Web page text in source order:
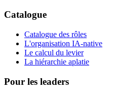
Catalogue
Catalogue des rôles
L'organisation IA-native
Le calcul du levier
La hiérarchie aplatie
Pour les leaders